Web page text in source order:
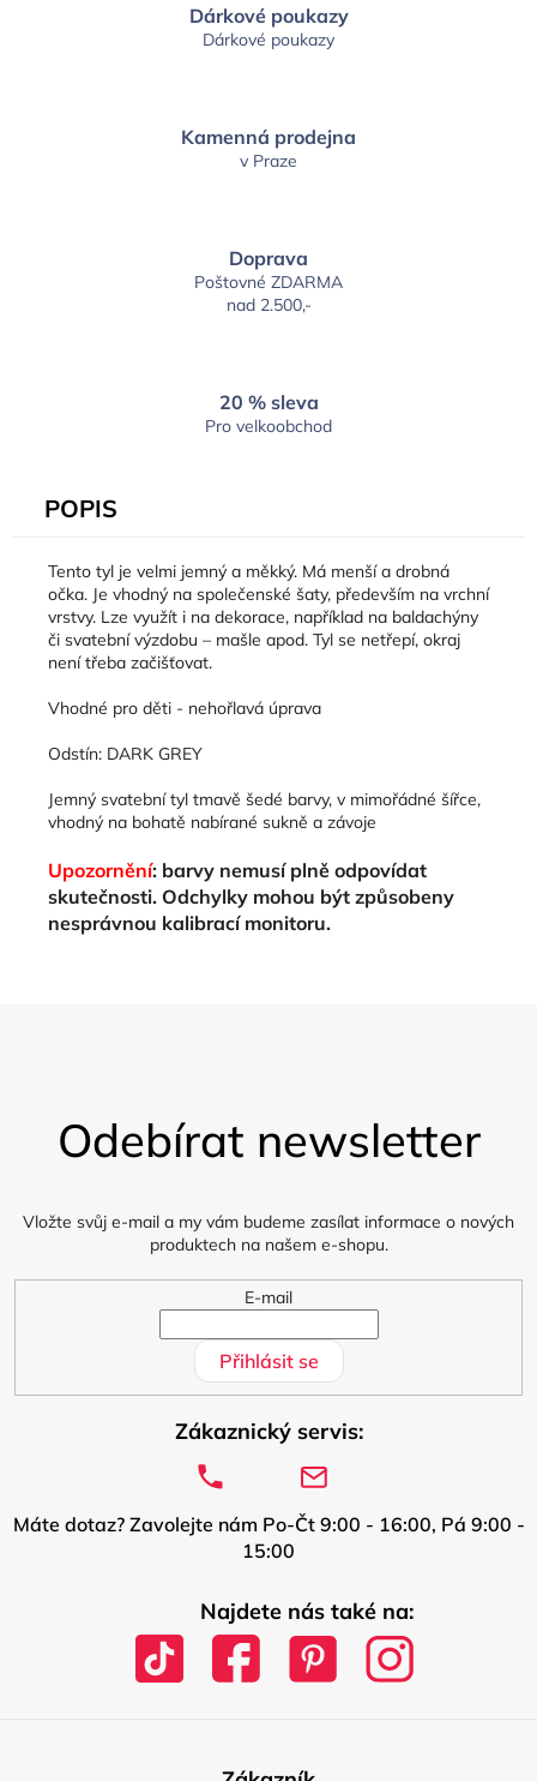
Dárkové poukazy
Dárkové poukazy
Kamenná prodejna
v Praze
Doprava
Poštovné ZDARMA
nad 2.500,-
20 % sleva
Pro velkoobchod
POPIS
Tento tyl je velmi jemný a měkký. Má menší a drobná
očka. Je vhodný na společenské šaty, především na vrchní
vrstvy. Lze využít i na dekorace, například na baldachýny
či svatební výzdobu – mašle apod. Tyl se netřepí, okraj
není třeba začišťovat.
Vhodné pro děti - nehořlavá úprava
Odstín: DARK GREY
Jemný svatební tyl tmavě šedé barvy, v mimořádné šířce,
vhodný na bohatě nabírané sukně a závoje
Upozornění: barvy nemusí plně odpovídat
skutečnosti. Odchylky mohou být způsobeny
nesprávnou kalibrací monitoru.
Odebírat newsletter
Vložte svůj e-mail a my vám budeme zasílat informace o nových
produktech na našem e-shopu.
E-mail
Přihlásit se
Zákaznický servis:
Máte dotaz? Zavolejte nám Po-Čt 9:00 - 16:00, Pá 9:00 -
15:00
Najdete nás také na: